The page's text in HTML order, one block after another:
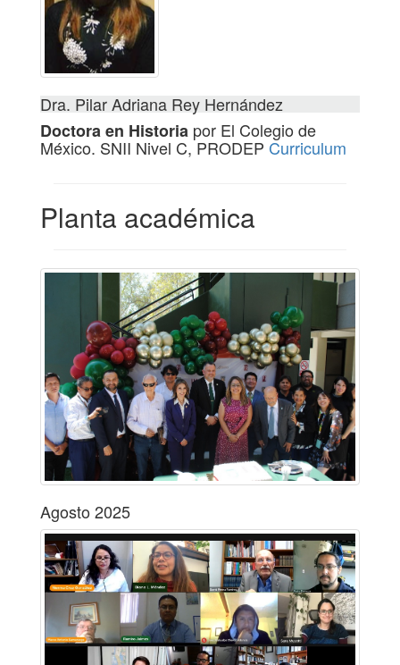
Dra. Pilar Adriana Rey Hernández
Doctora en Historia por El Colegio de
México. SNII Nivel C, PRODEP Curriculum
Planta académica
Agosto 2025